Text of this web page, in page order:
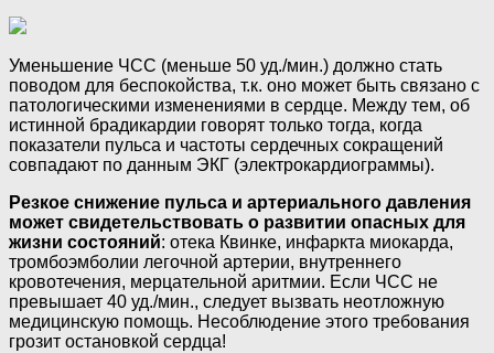
Уменьшение ЧСС (меньше 50 уд./мин.) должно стать
поводом для беспокойства, т.к. оно может быть связано с
патологическими изменениями в сердце. Между тем, об
истинной брадикардии говорят только тогда, когда
показатели пульса и частоты сердечных сокращений
совпадают по данным ЭКГ (электрокардиограммы).
Резкое снижение пульса и артериального давления
может свидетельствовать о развитии опасных для
жизни состояний: отека Квинке, инфаркта миокарда,
тромбоэмболии легочной артерии, внутреннего
кровотечения, мерцательной аритмии. Если ЧСС не
превышает 40 уд./мин., следует вызвать неотложную
медицинскую помощь. Несоблюдение этого требования
грозит остановкой сердца!